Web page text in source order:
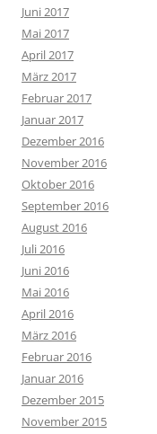
Juni 2017
Mai 2017
April 2017
März 2017
Februar 2017
Januar 2017
Dezember 2016
November 2016
Oktober 2016
September 2016
August 2016
Juli 2016
Juni 2016
Mai 2016
April 2016
März 2016
Februar 2016
Januar 2016
Dezember 2015
November 2015